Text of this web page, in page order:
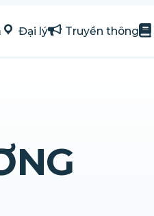
Đại lý Truyền thông